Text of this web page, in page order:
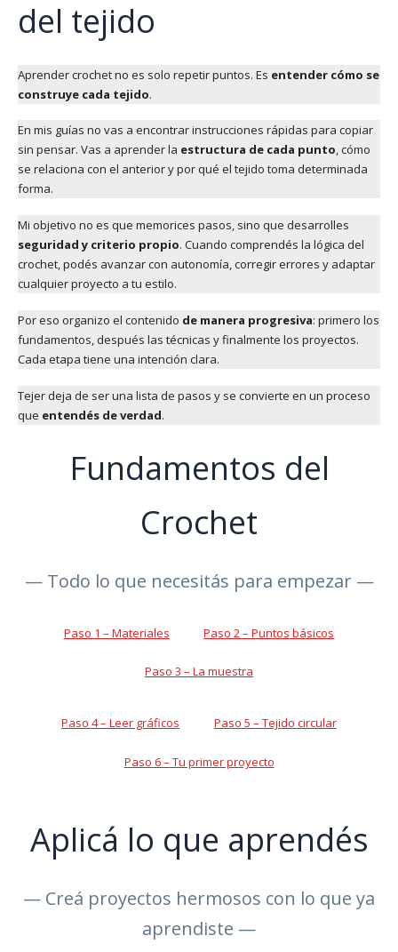
del tejido
Aprender crochet no es solo repetir puntos. Es entender cómo se
construye cada tejido.
En mis guías no vas a encontrar instrucciones rápidas para copiar
sin pensar. Vas a aprender la estructura de cada punto, cómo
se relaciona con el anterior y por qué el tejido toma determinada
forma.
Mi objetivo no es que memorices pasos, sino que desarrolles
seguridad y criterio propio. Cuando comprendés la lógica del
crochet, podés avanzar con autonomía, corregir errores y adaptar
cualquier proyecto a tu estilo.
Por eso organizo el contenido de manera progresiva: primero los
fundamentos, después las técnicas y finalmente los proyectos.
Cada etapa tiene una intención clara.
Tejer deja de ser una lista de pasos y se convierte en un proceso
que entendés de verdad.
Fundamentos del
Crochet
— Todo lo que necesitás para empezar —
Paso 1 – Materiales Paso 2 – Puntos básicos
Paso 3 – La muestra
Paso 4 – Leer gráficos Paso 5 – Tejido circular
Paso 6 – Tu primer proyecto
Aplicá lo que aprendés
— Creá proyectos hermosos con lo que ya
aprendiste —